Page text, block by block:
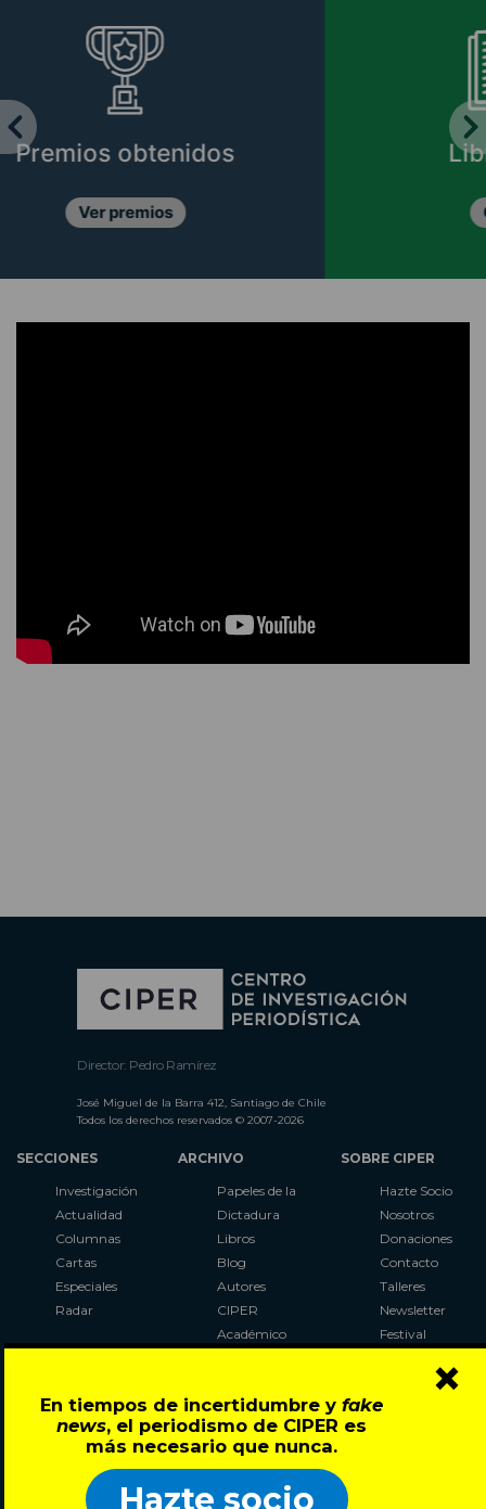
En tiempos de incertidumbre y fake
news, el periodismo de CIPER es
más necesario que nunca.
Hazte socio
×
Libros CIPER
Director: Pedro Ramírez
José Miguel de la Barra 412, Santiago de Chile
Todos los derechos reservados © 2007-2026
SECCIONES
Investigación
Actualidad
Columnas
Cartas
Especiales
Radar
ARCHIVO
Papeles de la
Dictadura
Libros
Blog
Autores
CIPER
Académico
Al Plebiscito
con CIPER
SOBRE CIPER
Hazte Socio
Nosotros
Donaciones
Contacto
Talleres
Newsletter
Festival